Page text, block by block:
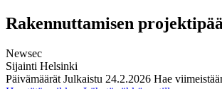
Rakennuttamisen
Newsec
Sijainti Helsinki
Päivämäärät Julkaistu 24.2.2026 Hae